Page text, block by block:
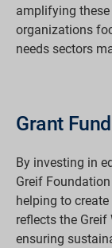
amplifying
organizations
needs sectors
Grant
By investing in
Greif
helping to
reflects the
ensuring